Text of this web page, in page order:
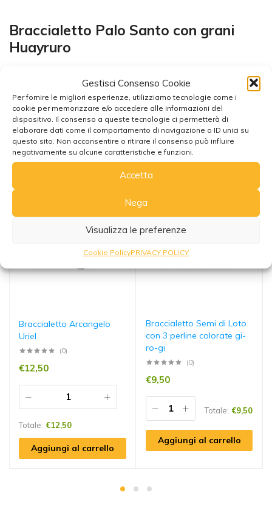
Gestisci Consenso Cookie
Per fornire le migliori esperienze, utilizziamo tecnologie come i
cookie per memorizzare e/o accedere alle informazioni del
dispositivo. Il consenso a queste tecnologie ci permetterà di
elaborare dati come il comportamento di navigazione o ID unici su
questo sito. Non acconsentire o ritirare il consenso può influire
negativamente su alcune caratteristiche e funzioni.
Accetta
Nega
Visualizza le preferenze
Cookie PolicyPRIVACY POLICY
Braccialetto Palo Santo con grani
Huayruro
Potrebbe interessarti anche
Braccialetto Arcangelo
Uriel
(0)
€12,50
Totale: €12,50
Aggiungi al carrello
Braccialetto Semi di Loto
con 3 perline colorate gi-
ro-gi
(0)
€9,50
Totale: €9,50
Aggiungi al carrello